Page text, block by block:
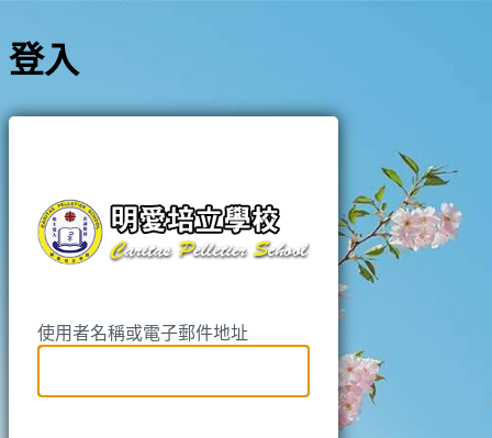
登入
https://
使用者名稱或電子郵件地址